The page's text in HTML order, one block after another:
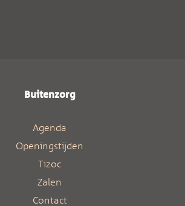
Buitenzorg
Agenda
Openingstijden
Tizoc
Zalen
Contact